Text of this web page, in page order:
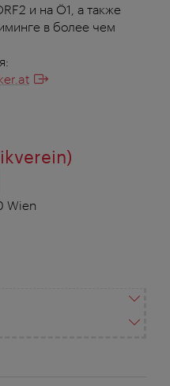
и на Ö1, а также
в более чем
Wien